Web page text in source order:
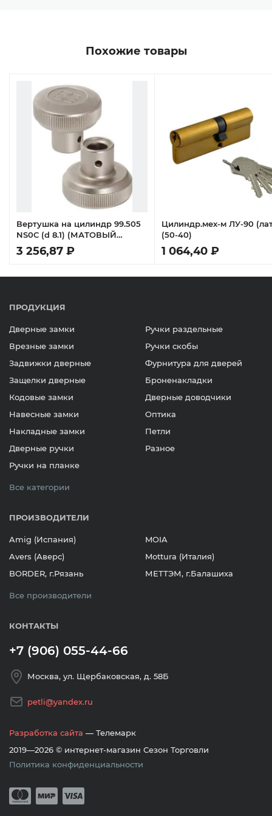
Похожие товары
Вертушка на цилиндр 99.505
NS0C (d 8.1) (МАТОВЫЙ
НИКЕЛЬ)
3 256,87 ₽
Цилиндр.мех-м ЛУ-90
(50-40)
1 064,40 ₽
ПРОДУКЦИЯ
Дверные замки
Врезные замки
Задвижки дверные
Защелки дверные
Кодовые замки
Навесные замки
Накладные замки
Дверные ручки
Ручки на планке
Ручки раздельные
Ручки скобы
Фурнитура для дверей
Броненакладки
Дверные доводчики
Оптика
Петли
Разное
Все категории
ПРОИЗВОДИТЕЛИ
Amig (Испания)
Avers (Аверс)
BORDER, г.Рязань
MOIA
Mottura (Италия)
МЕТТЭМ, г.Балашиха
Все производители
КОНТАКТЫ
+7 (906) 055-44-66
Москва, ул. Щербаковская, д. 58Б
petli@yandex.ru
Разработка сайта — Телемарк
2019—2026 © интернет-магазин Сезон Торговли
Политика конфиденциальности
Принимается оплата банковскими